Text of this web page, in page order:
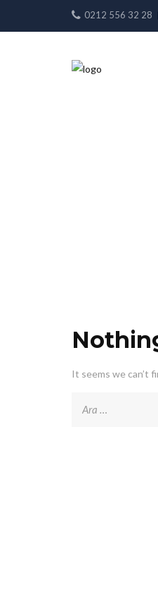
0212 556 32 28
It seems we can’t